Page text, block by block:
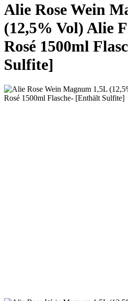
Alie Rose Wein
(12,5% Vol) Alie
Rosé 1500ml
Sulfite]